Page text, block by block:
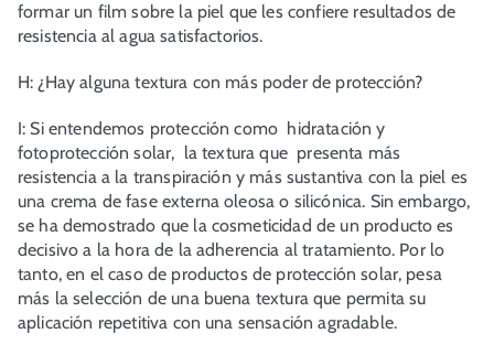
formar un film sobre la piel que les confiere resultados de
resistencia al agua satisfactorios.
H: ¿Hay alguna textura con más poder de protección?
I: Si entendemos protección como hidratación y
fotoprotección solar, la textura que presenta más
resistencia a la transpiración y más sustantiva con la piel es
una crema de fase externa oleosa o silicónica. Sin embargo,
se ha demostrado que la cosmeticidad de un producto es
decisivo a la hora de la adherencia al tratamiento. Por lo
tanto, en el caso de productos de protección solar, pesa
más la selección de una buena textura que permita su
aplicación repetitiva con una sensación agradable.